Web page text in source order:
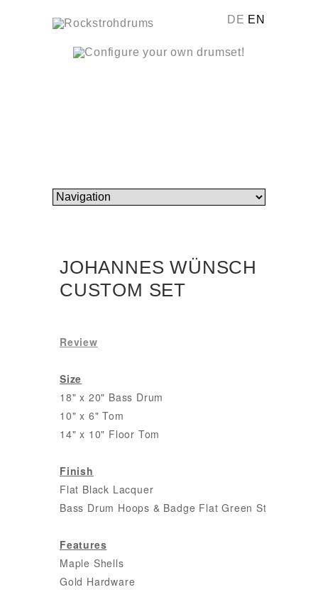
DE EN
JOHANNES WÜNSCH
CUSTOM SET
Review
Size
18" x 20" Bass Drum
10" x 6" Tom
14" x 10" Floor Tom
Finish
Flat Black Lacquer
Bass Drum Hoops & Badge Flat Green Stained
Features
Maple Shells
Gold Hardware